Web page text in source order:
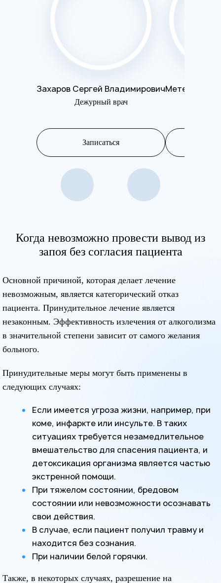
Захаров Сергей Владимирович
Дежурный врач
Записаться
Метелева
Когда невозможно провести вывод из
запоя без согласия пациента
Основной причиной, которая делает лечение
невозможным, является категорический отказ
пациента. Принудительное лечение является
незаконным. Эффективность излечения от алкоголизма
в значительной степени зависит от самого желания
больного.
Принудительные меры могут быть применены в
следующих случаях:
Если имеется угроза жизни, например, при
коме, инфаркте или инсульте. В таких
ситуациях требуется незамедлительное
вмешательство для спасения пациента, и
детоксикация организма является частью
экстренной помощи.
При тяжелом состоянии, бредовом
состоянии или невозможности осознавать
свои действия.
В случае, если пациент получил травму и
находится без сознания.
При наличии белой горячки.
Также, в некоторых случаях, разрешение на